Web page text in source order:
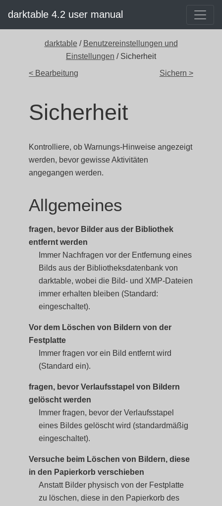
darktable 4.2 user manual
darktable / Benutzereinstellungen und
Einstellungen / Sicherheit
< Bearbeitung
Sichern >
Sicherheit
Kontrolliere, ob Warnungs-Hinweise angezeigt
werden, bevor gewisse Aktivitäten
angegangen werden.
Allgemeines
fragen, bevor Bilder aus der Bibliothek
entfernt werden
Immer Nachfragen vor der Entfernung eines
Bilds aus der Bibliotheksdatenbank von
darktable, wobei die Bild- und XMP-Dateien
immer erhalten bleiben (Standard:
eingeschaltet).
Vor dem Löschen von Bildern von der
Festplatte
Immer fragen vor ein Bild entfernt wird
(Standard ein).
fragen, bevor Verlaufsstapel von Bildern
gelöscht werden
Immer fragen, bevor der Verlaufsstapel
eines Bildes gelöscht wird (standardmäßig
eingeschaltet).
Versuche beim Löschen von Bildern, diese
in den Papierkorb verschieben
Anstatt Bilder physisch von der Festplatte
zu löschen, diese in den Papierkorb des